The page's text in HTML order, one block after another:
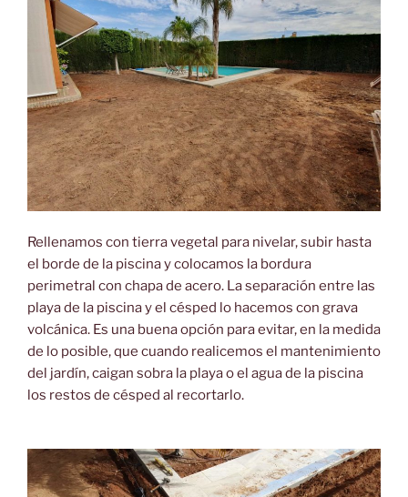
Rellenamos con tierra vegetal para nivelar, subir hasta
el borde de la piscina y colocamos la bordura
perimetral con chapa de acero. La separación entre las
playa de la piscina y el césped lo hacemos con grava
volcánica. Es una buena opción para evitar, en la medida
de lo posible, que cuando realicemos el mantenimiento
del jardín, caigan sobra la playa o el agua de la piscina
los restos de césped al recortarlo.